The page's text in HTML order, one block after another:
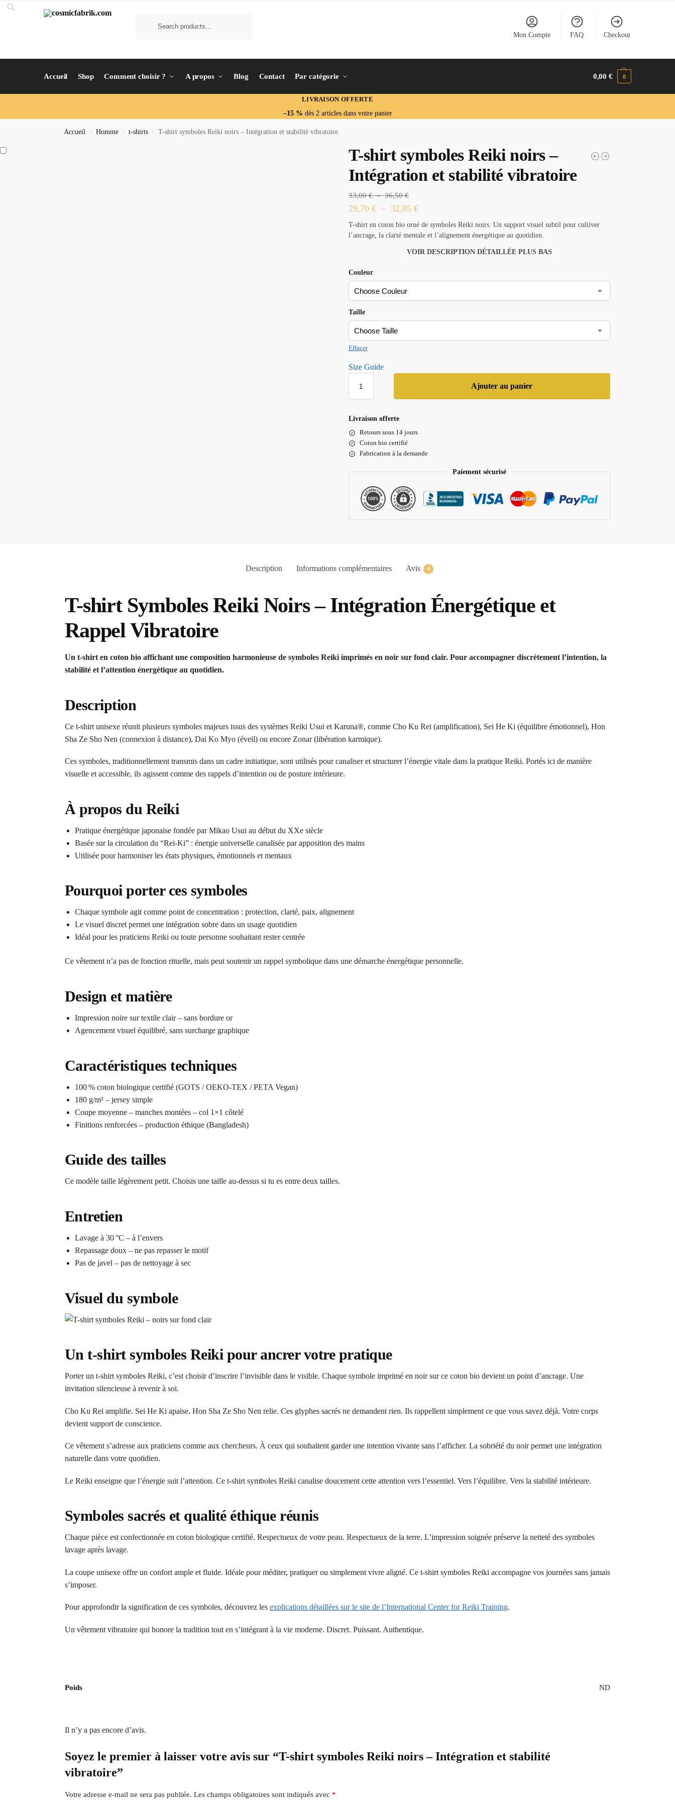
Mon Compte FAQ Checkout
Accueil Shop Comment choisir ? A propos Blog Contact Par catégorie 0,00€ 0
LIVRAISON OFFERTE
–15 % dès 2 articles dans votre panier
Accueil / Homme / t-shirts / T-shirt symboles Reiki noirs – Intégration et stabilité vibratoire
T-shirt symboles Reiki noirs –
Intégration et stabilité vibratoire
33,00€ – 36,50€
29,70 € – 32,85 €
T-shirt en coton bio orné de symboles Reiki noirs. Un support visuel subtil pour cultiver
l’ancrage, la clarté mentale et l’alignement énergétique au quotidien.
VOIR DESCRIPTION DÉTAILLÉE PLUS BAS
Couleur
Taille
Effacer
Size Guide
Ajouter au panier
Livraison offerte
Retours sous 14 jours
Coton bio certifié
Fabrication à la demande
Paiement sécurisé
Description Informations complémentaires Avis 0
T-shirt Symboles Reiki Noirs – Intégration Énergétique et
Rappel Vibratoire
Un t-shirt en coton bio affichant une composition harmonieuse de symboles Reiki imprimés en noir sur fond clair. Pour accompagner discrètement l’intention, la
stabilité et l’attention énergétique au quotidien.
Description
Ce t-shirt unisexe réunit plusieurs symboles majeurs issus des systèmes Reiki Usui et Karuna®, comme Cho Ku Rei (amplification), Sei He Ki (équilibre émotionnel), Hon
Sha Ze Sho Nen (connexion à distance), Dai Ko Myo (éveil) ou encore Zonar (libération karmique).
Ces symboles, traditionnellement transmis dans un cadre initiatique, sont utilisés pour canaliser et structurer l’énergie vitale dans la pratique Reiki. Portés ici de manière
visuelle et accessible, ils agissent comme des rappels d’intention ou de posture intérieure.
À propos du Reiki
Pratique énergétique japonaise fondée par Mikao Usui au début du XXe siècle
Basée sur la circulation du “Rei-Ki” : énergie universelle canalisée par apposition des mains
Utilisée pour harmoniser les états physiques, émotionnels et mentaux
Pourquoi porter ces symboles
Chaque symbole agit comme point de concentration : protection, clarté, paix, alignement
Le visuel discret permet une intégration sobre dans un usage quotidien
Idéal pour les praticiens Reiki ou toute personne souhaitant rester centrée
Ce vêtement n’a pas de fonction rituelle, mais peut soutenir un rappel symbolique dans une démarche énergétique personnelle.
Design et matière
Impression noire sur textile clair – sans bordure or
Agencement visuel équilibré, sans surcharge graphique
Caractéristiques techniques
100 % coton biologique certifié (GOTS / OEKO-TEX / PETA Vegan)
180 g/m² – jersey simple
Coupe moyenne – manches montées – col 1×1 côtelé
Finitions renforcées – production éthique (Bangladesh)
Guide des tailles
Ce modèle taille légèrement petit. Choisis une taille au-dessus si tu es entre deux tailles.
Entretien
Lavage à 30 °C – à l’envers
Repassage doux – ne pas repasser le motif
Pas de javel – pas de nettoyage à sec
Visuel du symbole
Un t-shirt symboles Reiki pour ancrer votre pratique
Porter un t-shirt symboles Reiki, c’est choisir d’inscrire l’invisible dans le visible. Chaque symbole imprimé en noir sur ce coton bio devient un point d’ancrage. Une
invitation silencieuse à revenir à soi.
Cho Ku Rei amplifie. Sei He Ki apaise. Hon Sha Ze Sho Nen relie. Ces glyphes sacrés ne demandent rien. Ils rappellent simplement ce que vous savez déjà. Votre corps
devient support de conscience.
Ce vêtement s’adresse aux praticiens comme aux chercheurs. À ceux qui souhaitent garder une intention vivante sans l’afficher. La sobriété du noir permet une intégration
naturelle dans votre quotidien.
Le Reiki enseigne que l’énergie suit l’attention. Ce t-shirt symboles Reiki canalise doucement cette attention vers l’essentiel. Vers l’équilibre. Vers la stabilité intérieure.
Symboles sacrés et qualité éthique réunis
Chaque pièce est confectionnée en coton biologique certifié. Respectueux de votre peau. Respectueux de la terre. L’impression soignée préserve la netteté des symboles
lavage après lavage.
La coupe unisexe offre un confort ample et fluide. Idéale pour méditer, pratiquer ou simplement vivre aligné. Ce t-shirt symboles Reiki accompagne vos journées sans jamais
s’imposer.
Pour approfondir la signification de ces symboles, découvrez les explications détaillées sur le site de l’International Center for Reiki Training.
Un vêtement vibratoire qui honore la tradition tout en s’intégrant à la vie moderne. Discret. Puissant. Authentique.
Poids ND
Il n’y a pas encore d’avis.
Soyez le premier à laisser votre avis sur “T-shirt symboles Reiki noirs – Intégration et stabilité
vibratoire”
Votre adresse e-mail ne sera pas publiée. Les champs obligatoires sont indiqués avec *